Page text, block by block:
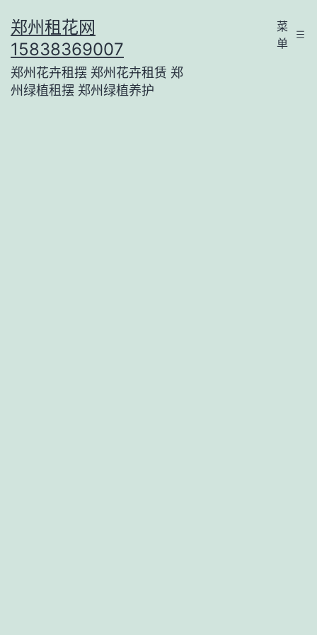
至
内
容
郑州租花网
15838369007
郑州花卉租摆 郑州花卉租赁 郑
州绿植租摆 郑州绿植养护
菜
单